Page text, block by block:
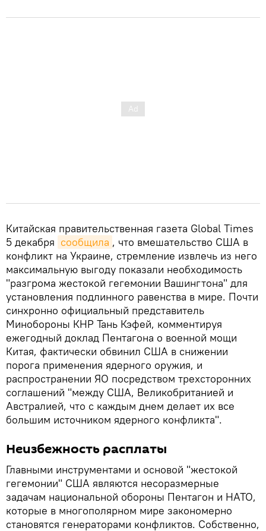
Китайская правительственная газета Global Times
5 декабря сообщила , что вмешательство США в
конфликт на Украине, стремление извлечь из него
максимальную выгоду показали необходимость
"разгрома жестокой гегемонии Вашингтона" для
установления подлинного равенства в мире. Почти
синхронно официальный представитель
Минобороны КНР Тань Кэфей, комментируя
ежегодный доклад Пентагона о военной мощи
Китая, фактически обвинил США в снижении
порога применения ядерного оружия, и
распространении ЯО посредством трехсторонних
соглашений "между США, Великобританией и
Австралией, что с каждым днем делает их все
большим источником ядерного конфликта".
Неизбежность расплаты
Главными инструментами и основой "жестокой
гегемонии" США являются несоразмерные
задачам национальной обороны Пентагон и НАТО,
которые в многополярном мире закономерно
становятся генераторами конфликтов. Собственно,